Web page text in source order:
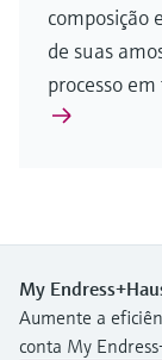
composição
de suas
processo
My
Aumente a
conta My